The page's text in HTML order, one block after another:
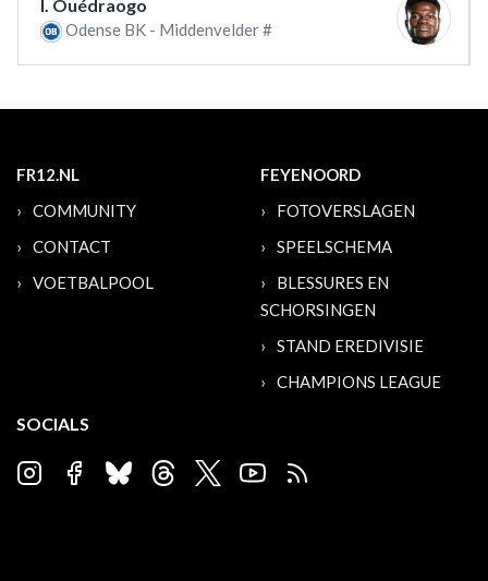
I. Ouédraogo
Odense BK - Middenvelder #
FR12.NL
COMMUNITY
CONTACT
VOETBALPOOL
FEYENOORD
FOTOVERSLAGEN
SPEELSCHEMA
BLESSURES EN
SCHORSINGEN
STAND EREDIVISIE
CHAMPIONS LEAGUE
SOCIALS